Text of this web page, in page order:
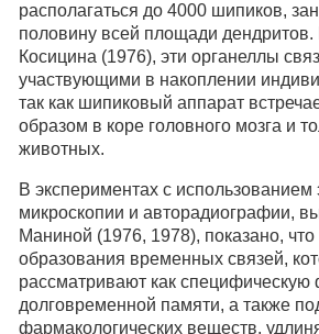
располагаться до 4000 шипиков,
половину всей площади
Косицина (1976), эти органеллы
участвующими в накоплении
так как шипиковый аппарат
образом в коре головного мозга и
животных.
В экспериментах с использованием
микроскопии и авторадиографии,
Маниной (1976, 1978), показано,
образования временных связей,
рассматривают как
долговременной памяти, а также
фармакологических веществ,